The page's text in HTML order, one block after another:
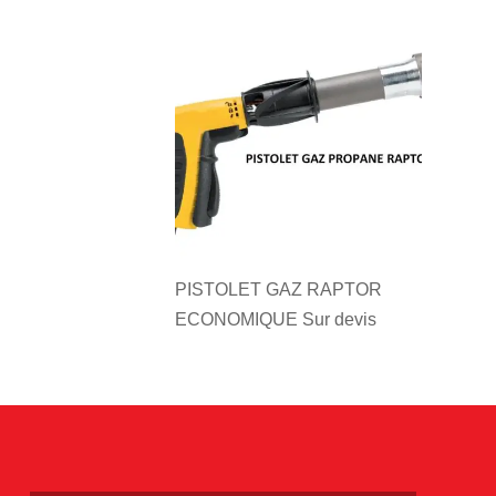
PISTOLET GAZ RAPTOR
ECONOMIQUE Sur devis